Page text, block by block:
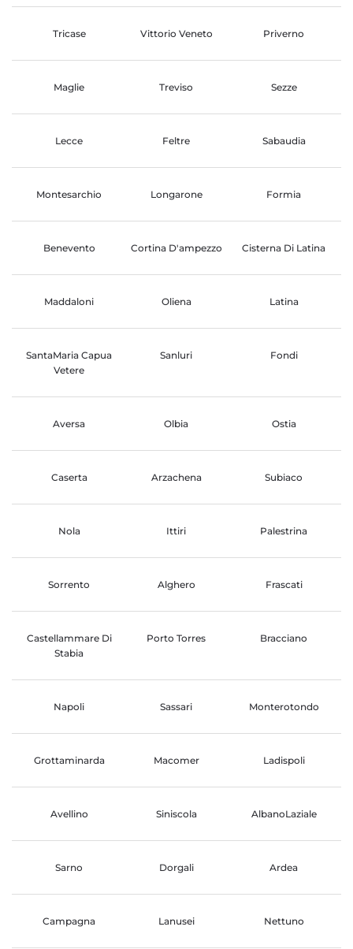
Tricase Vittorio Veneto Priverno
Maglie Treviso Sezze
Lecce Feltre Sabaudia
Montesarchio Longarone Formia
Benevento Cortina D'ampezzo Cisterna Di Latina
Maddaloni Oliena Latina
SantaMaria Capua
Vetere
Sanluri Fondi
Aversa Olbia Ostia
Caserta Arzachena Subiaco
Nola Ittiri Palestrina
Sorrento Alghero Frascati
Castellammare Di
Stabia
Porto Torres Bracciano
Napoli Sassari Monterotondo
Grottaminarda Macomer Ladispoli
Avellino Siniscola AlbanoLaziale
Sarno Dorgali Ardea
Campagna Lanusei Nettuno